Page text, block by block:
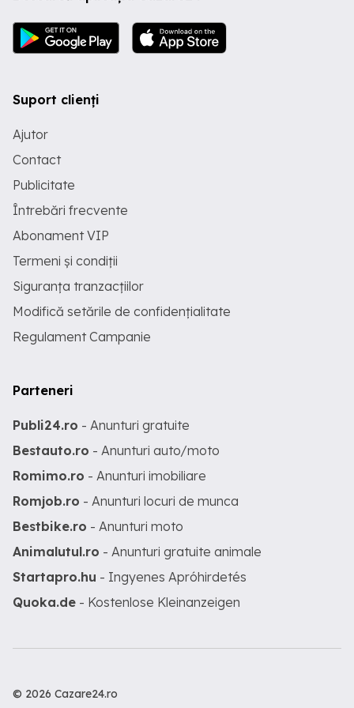
Suport clienți
Ajutor
Contact
Publicitate
Întrebări frecvente
Abonament VIP
Termeni și condiții
Siguranța tranzacțiilor
Modifică setările de confidențialitate
Regulament Campanie
Parteneri
Publi24.ro - Anunturi gratuite
Bestauto.ro - Anunturi auto/moto
Romimo.ro - Anunturi imobiliare
Romjob.ro - Anunturi locuri de munca
Bestbike.ro - Anunturi moto
Animalutul.ro - Anunturi gratuite animale
Startapro.hu - Ingyenes Apróhirdetés
Quoka.de - Kostenlose Kleinanzeigen
© 2026 Cazare24.ro